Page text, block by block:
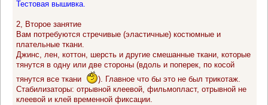
Тестовая вышивка.
2, Второе занятие
Вам потребуются стречивые (эластичные) костюмные и
плательные ткани.
Джинс, лен, коттон, шерсть и другие смешанные ткани, которые
тянутся в одну или две стороны (вдоль и поперек, по косой
тянутся все ткани
). Главное что бы это не был трикотаж.
Стабилизаторы: отрывной клеевой, фильмопласт, отрывной не
клеевой и клей временной фиксации.